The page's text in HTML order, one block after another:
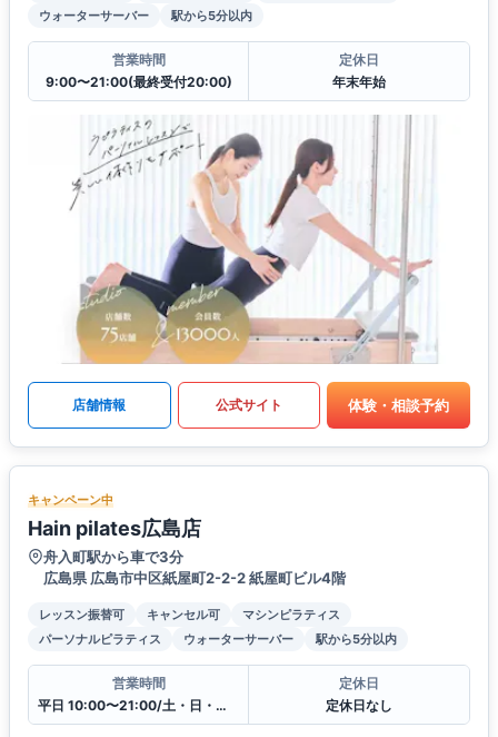
ウォーターサーバー
駅から5分以内
営業時間
9:00〜21:00(最終受付20:00)
定休日
年末年始
店舗情報 公式サイト 体験・相談予約
キャンペーン中
Hain pilates広島店
舟入町駅から車で3分
広島県 広島市中区紙屋町2-2-2 紙屋町ビル4階
レッスン振替可 キャンセル可
マシンピラティス
パーソナルピラティス
ウォーターサーバー 駅から5分以内
営業時間
平日 10:00〜21:00/土・日・祝10:00〜19:00
定休日
定休日なし